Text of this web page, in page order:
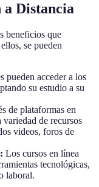
a Distancia
beneficios que
se pueden
pueden acceder a los
su estudio a su
de plataformas en
de recursos
videos, foros de
Los cursos en línea
tecnológicas,
laboral.